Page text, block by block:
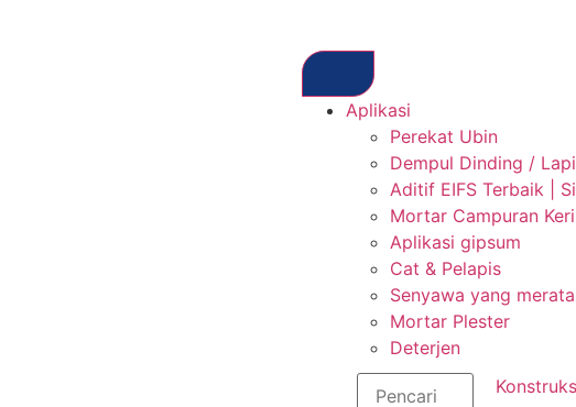
Aplikasi
Perekat Ubin
Dempul Dinding /
Aditif EIFS Terbaik |
Mortar Campuran
Aplikasi gipsum
Cat & Pelapis
Senyawa yang
Mortar Plester
Deterjen